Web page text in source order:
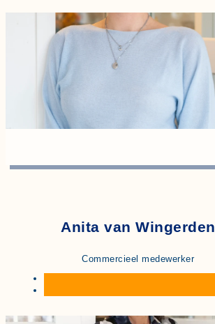
Anita van Wingerden
Commercieel medewerker